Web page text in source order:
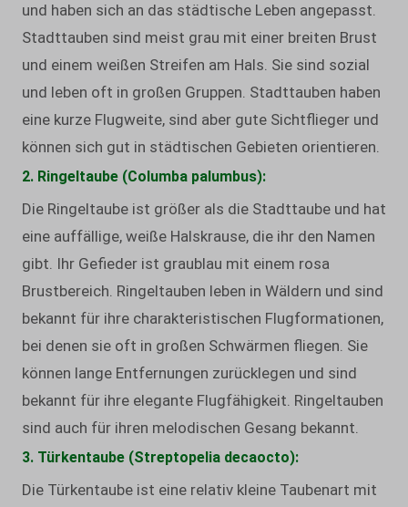
und haben sich an das städtische Leben angepasst.
Stadttauben sind meist grau mit einer breiten Brust
und einem weißen Streifen am Hals. Sie sind sozial
und leben oft in großen Gruppen. Stadttauben haben
eine kurze Flugweite, sind aber gute Sichtflieger und
können sich gut in städtischen Gebieten orientieren.
2. Ringeltaube (Columba palumbus):
Die Ringeltaube ist größer als die Stadttaube und hat
eine auffällige, weiße Halskrause, die ihr den Namen
gibt. Ihr Gefieder ist graublau mit einem rosa
Brustbereich. Ringeltauben leben in Wäldern und sind
bekannt für ihre charakteristischen Flugformationen,
bei denen sie oft in großen Schwärmen fliegen. Sie
können lange Entfernungen zurücklegen und sind
bekannt für ihre elegante Flugfähigkeit. Ringeltauben
sind auch für ihren melodischen Gesang bekannt.
3. Türkentaube (Streptopelia decaocto):
Die Türkentaube ist eine relativ kleine Taubenart mit